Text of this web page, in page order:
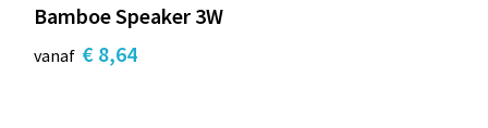
Bamboe Speaker 3W
vanaf € 8,64